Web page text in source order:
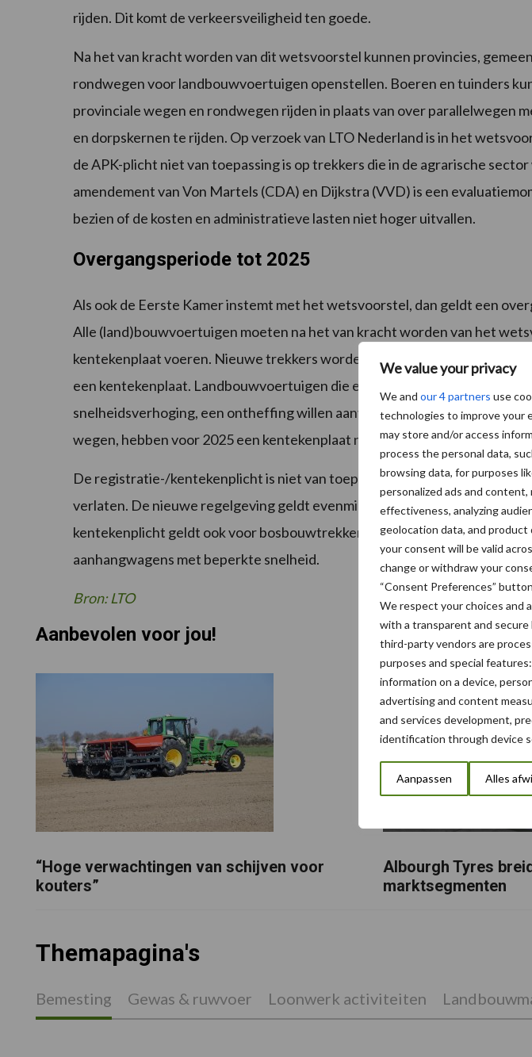
We value your privacy
We and our 4 partners use
technologies to improve your
may store and/or access
process the personal data,
browsing data, for purposes
personalized ads and content,
effectiveness, analyzing
geolocation data, and
your consent will be valid
change or withdraw your
“Consent Preferences”
We respect your choices and
with a transparent and
third-party vendors are
purposes and special
information on a device,
advertising and content
and services development,
identification through device
Aanpassen Alles
rijden. Dit komt de verkeersveiligheid ten goede.
Na het van kracht worden van dit wetsvoorstel kunnen provincies,
rondwegen voor landbouwvoertuigen openstellen. Boeren en tuinders
provinciale wegen en rondwegen rijden in plaats van over parallelwegen
en dorpskernen te rijden. Op verzoek van LTO Nederland is in het
de APK-plicht niet van toepassing is op trekkers die in de agrarische
amendement van Von Martels (CDA) en Dijkstra (VVD) is een
bezien of de kosten en administratieve lasten niet hoger uitvallen.
Overgangsperiode tot 2025
Als ook de Eerste Kamer instemt met het wetsvoorstel, dan geldt een
Alle (land)bouwvoertuigen moeten na het van kracht worden van het
kentekenplaat voeren. Nieuwe trekkers worden na inwerkingtreding van
een kentekenplaat. Landbouwvoertuigen die eerder dan 2025 gebruik
snelheidsverhoging, een ontheffing willen aanvragen of gebruik willen
wegen, hebben voor 2025 een kentekenplaat nodig.
De registratie-/kentekenplicht is niet van toepassing op
verlaten. De nieuwe regelgeving geldt evenmin voor fruitpluktreinen. De
kentekenplicht geldt ook voor bosbouwtrekkers, motorrijtuigen, mobiele
aanhangwagens met beperkte snelheid.
Bron: LTO
Aanbevolen voor jou!
“Hoge verwachtingen van schijven voor
kouters”
Albourgh Tyres
marktsegmenten
Themapagina's
Bemesting Gewas & ruwvoer Loonwerk activiteiten